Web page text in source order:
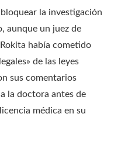
la investigación
aunque un juez de
había cometido
de las leyes
sus comentarios
la doctora antes de
médica en su